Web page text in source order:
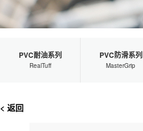
PVC耐油系列
RealTuff
PVC防滑系列
MasterGrip
< 返回